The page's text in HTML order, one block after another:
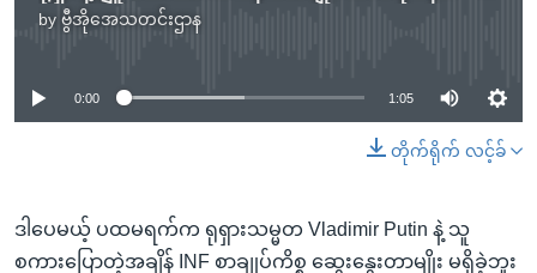
by ဗွီအိုအေသတင်းဌာန
No media source currently available
0:00 1:05
တိုက်ရိုက် လင့်ခ်
ဒါပေမယ့် ပထမရက်က ရုရှားသမ္မတ Vladimir Putin နဲ့ သူ
စကားပြောတဲ့အချိန် INF စာချုပ်ကိစ္စ ဆွေးနွေးတာမျိုး မရှိခဲ့ဘူး